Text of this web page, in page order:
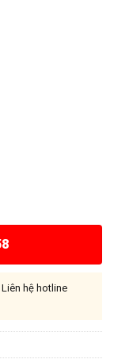
hệ hotline